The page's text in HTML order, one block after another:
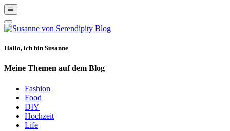
Show
Offscreen
Content
Hide
Offscreen
Hallo, ich bin Susanne
Meine Themen auf dem Blog
Fashion
Food
DIY
Hochzeit
Life